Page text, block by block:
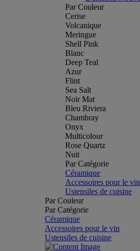
Par Couleur
Cerise
Volcanique
Meringue
Shell Pink
Blanc
Deep Teal
Azur
Flint
Sea Salt
Noir Mat
Bleu Riviera
Chambray
Onyx
Multicolour
Rose Quartz
Nuit
Par Catégorie
Céramique
Accessoires pour le vin
Ustensiles de cuisine
Par Couleur
Par Catégorie
Céramique
Accessoires pour le vin
Ustensiles de cuisine